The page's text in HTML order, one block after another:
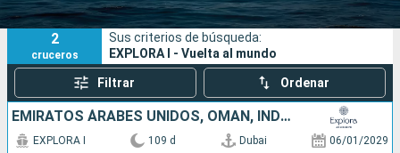
Puertos Compañías
Buscar
2
cruceros
Sus criterios de búsqueda:
EXPLORA I - Vuelta al mundo
Filtrar Ordenar
EMIRATOS ÁRABES UNIDOS, OMAN, INDIA, MALDIVAS, SRI LANKA, TAILANDIA, MALASIA, SINGAPUR, INDONESIA, PAPÚA NUEVA GUINEA, AUSTRALIA, NUEVA ZELANDA, FIDJI (ISLAS), TONGA, ILES COOK, FRANCIA, REINO UNIDO,
EXPLORA I 109 d Dubai 06/01/2029